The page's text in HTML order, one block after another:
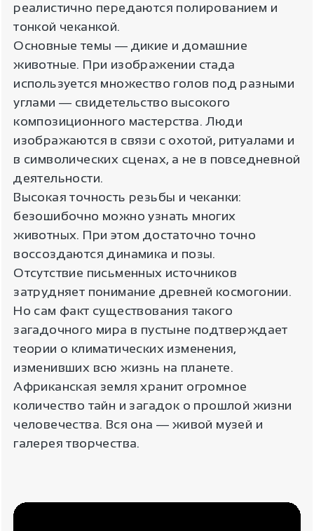
реалистично передаются полированием и
тонкой чеканкой.
Основные темы ― дикие и домашние
животные. При изображении стада
используется множество голов под разными
углами ― свидетельство высокого
композиционного мастерства. Люди
изображаются в связи с охотой, ритуалами и
в символических сценах, а не в повседневной
деятельности.
Высокая точность резьбы и чеканки:
безошибочно можно узнать многих
животных. При этом достаточно точно
воссоздаются динамика и позы.
Отсутствие письменных источников
затрудняет понимание древней космогонии.
Но сам факт существования такого
загадочного мира в пустыне подтверждает
теории о климатических изменения,
изменивших всю жизнь на планете.
Африканская земля хранит огромное
количество тайн и загадок о прошлой жизни
человечества. Вся она ― живой музей и
галерея творчества.